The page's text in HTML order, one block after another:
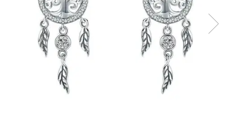
semipretioase
Bijuterii argint placat cu aur
Bijuterii argint cu diverse
materiale
Bijuterii argint cu murano
Bijuterii de Lux
Bijuterii gotice si rock
Bijuterii Handmade
Bijuterii fantezie
Casete si cutii de bijuterii
Bijuterii tungsten